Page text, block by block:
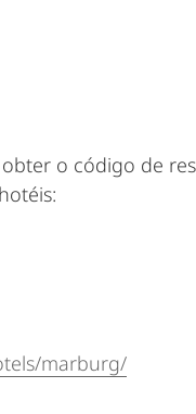
o código de
marburg/